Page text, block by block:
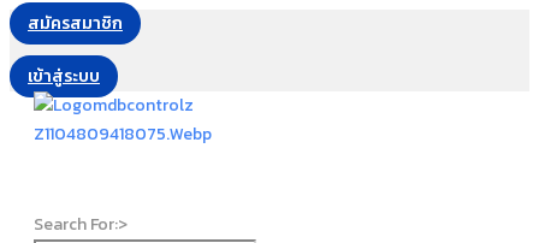
สมัครสมาชิก
เข้าสู่ระบบ
Search For:>